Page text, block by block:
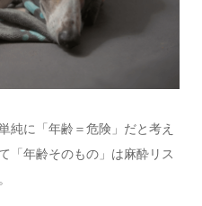
純に「年齢＝危険」だと考え
「年齢そのもの」は麻酔リス